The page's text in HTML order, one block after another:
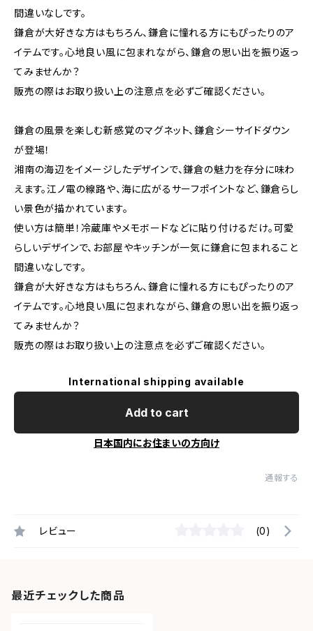
間違いなしです。
鎌倉が大好きな方はもちろん、鎌倉に憧れる方にもぴったりのア
イテムです。心地良い風に包まれながら、鎌倉の思い出を振り返っ
てみませんか？
販売の際はお取り扱い上の注意点を必ずご確認ください。
鎌倉の風景を楽しむ新感覚のマグネット、鎌倉シーサイドダウン
が登場！
湘南の海辺をイメージしたデザインで、鎌倉の魅力を存分に味わ
えます。江ノ電の線路や、海に広がるサーフポイントなど、鎌倉らし
い景色が描かれています。
使い方は簡単！冷蔵庫やメモボードなどに貼り付けるだけ。可愛
らしいデザインで、お部屋やキッチンが一気に鎌倉に包まれること
間違いなしです。
鎌倉が大好きな方はもちろん、鎌倉に憧れる方にもぴったりのア
イテムです。心地良い風に包まれながら、鎌倉の思い出を振り返っ
てみませんか？
販売の際はお取り扱い上の注意点を必ずご確認ください。
International shipping available
Add to cart
日本国内にお住まいの方向け
通報する
レビュー (0)
最近チェックした商品